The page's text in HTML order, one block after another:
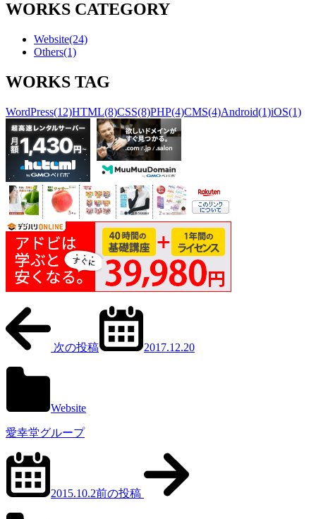
WORKS CATEGORY
Website(24)
Others(1)
WORKS TAG
WordPress(12)HTML(8)CSS(8)PHP(4)CMS(4)Android(1)iOS(1)
次の投稿 2017.12.20
Website
愛幸堂グループ
2015.10.2前の投稿